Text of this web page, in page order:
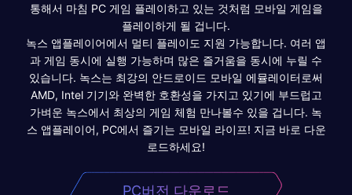
통해서 마침 PC 게임 플레이하고 있는 것처럼 모바일 게임을
플레이하게 될 겁니다.
녹스 앱플레이어에서 멀티 플레이도 지원 가능합니다. 여러 앱
과 게임 동시에 실행 가능하며 많은 즐거움을 동시에 누릴 수
있습니다. 녹스는 최강의 안드로이드 모바일 에뮬레이터로써
AMD, Intel 기기와 완벽한 호환성을 가지고 있기에 부드럽고
가벼운 녹스에서 최상의 게임 체험 만나볼수 있을 겁니다. 녹
스 앱플레이어, PC에서 즐기는 모바일 라이프! 지금 바로 다운
로드하세요!
PC버전 다운로드